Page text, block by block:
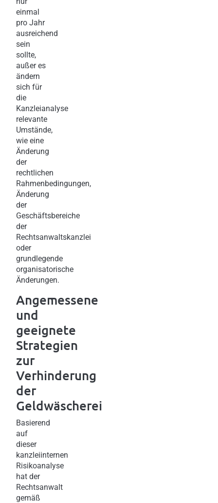
einmal
pro Jahr
ausreichend
sein
sollte,
außer es
ändern
sich für
die
Kanzleianalyse
relevante
Umstände,
wie eine
Änderung
der
rechtlichen
Rahmenbedingungen,
Änderung
der
Geschäftsbereiche
der
Rechtsanwaltskanzlei
oder
grundlegende
organisatorische
Änderungen.
Angemessene
und
geeignete
Strategien
zur
Verhinderung
der
Geldwäscherei
Basierend
auf
dieser
kanzleiinternen
Risikoanalyse
hat der
Rechtsanwalt
gemäß